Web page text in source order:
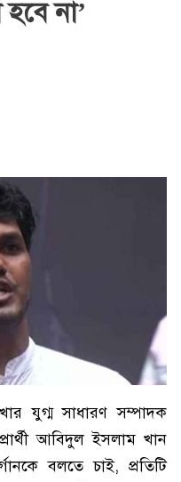
না’
যুগ্ম সাধারণ সম্পাদক
আবিদুল ইসলাম খান
বলতে চাই, প্রতিটি